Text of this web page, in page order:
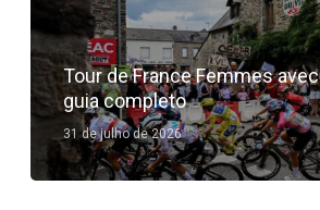
Tour de France Femmes
guia completo
31 de julho de 2026